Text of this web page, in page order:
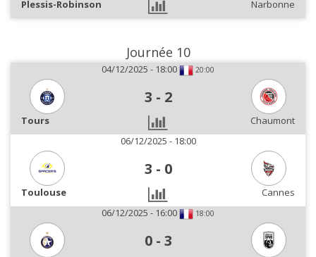
Plessis-Robinson Narbonne
Journée 10
04/12/2025 - 18:00 20:00
3 - 2
Tours
Chaumont
06/12/2025 - 18:00
3 - 0
Toulouse
Cannes
06/12/2025 - 16:00
18:00
0 - 3